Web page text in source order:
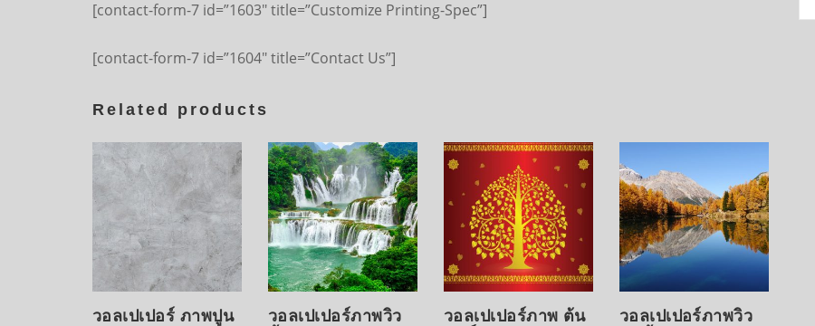
[contact-form-7 id=”1603″ title=”Customize Printing-Spec”]
[contact-form-7 id=”1604″ title=”Contact Us”]
Related products
วอลเปเปอร์ ภาพปูน
วอลเปเปอร์ภาพวิว
วอลเปเปอร์ภาพ ต้น
วอลเปเปอร์ภาพวิว